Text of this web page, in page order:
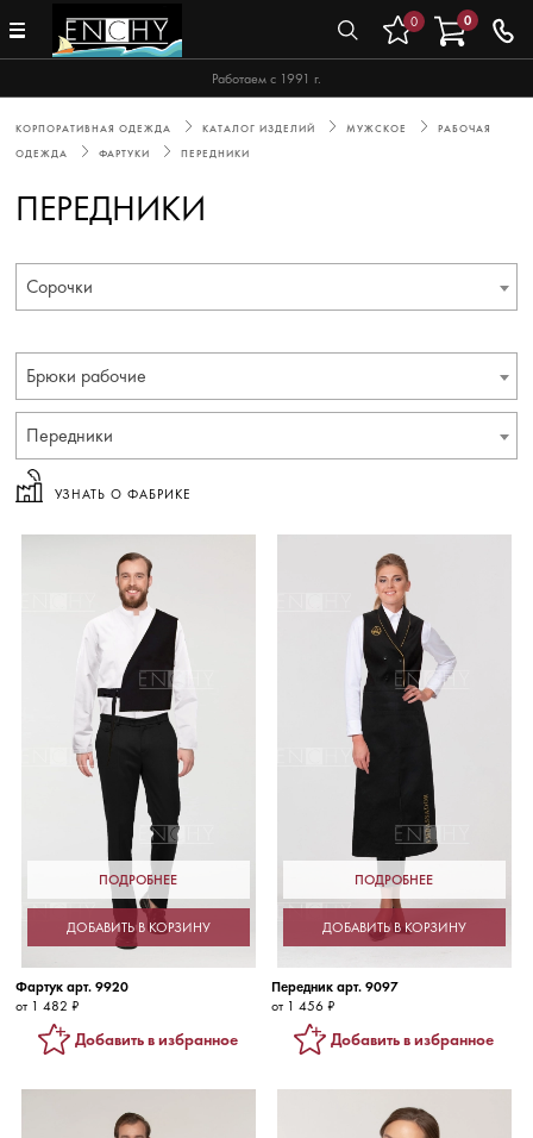
Работаем с 1991 г.
0 0
КОРПОРАТИВНАЯ ОДЕЖДА КАТАЛОГ ИЗДЕЛИЙ МУЖСКОЕ
РАБОЧАЯ
ОДЕЖДА
ФАРТУКИ ПЕРЕДНИКИ
ПЕРЕДНИКИ
Сорочки
Брюки рабочие
Передники
УЗНАТЬ О ФАБРИКЕ
ПОДРОБНЕЕ
ДОБАВИТЬ В КОРЗИНУ
Фартук арт. 9920
от 1 482 ₽
Добавить в избранное
ПОДРОБНЕЕ
ДОБАВИТЬ В КОРЗИНУ
Передник арт. 9097
от 1 456 ₽
Добавить в избранное